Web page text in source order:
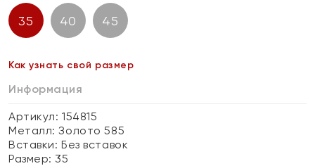
35 40 45
Как узнать свой размер
Информация
Артикул: 154815
Металл:Золото 585
Вставки:Без вставок
Размер: 35